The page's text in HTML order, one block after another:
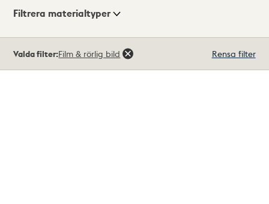
Visningsläge
Filtrera materialtyper
träffar
Valda filter:Film & rörlig bild Rensa filter